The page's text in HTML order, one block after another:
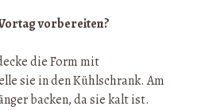
vorbereiten?
die Form mit
sie in den Kühlschrank. Am
backen, da sie kalt ist.